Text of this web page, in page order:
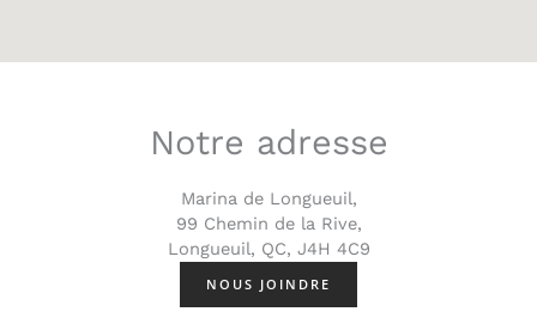
Notre adresse
Marina de Longueuil,
99 Chemin de la Rive,
Longueuil, QC, J4H 4C9
NOUS JOINDRE